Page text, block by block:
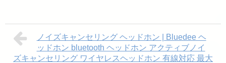
ノイズキャンセリング ヘッドホン | Bluedee ヘ
ッドホン bluetooth ヘッドホン アクティブノイ
ズキャンセリング ワイヤレスヘッドホン 有線対応 最大